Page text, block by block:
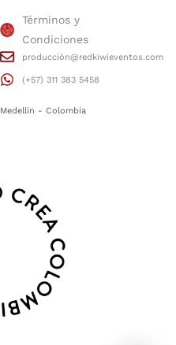
Términos y
Condiciones
producción@redkiwieventos.com
(+57) 311 383 5458
Medellin - Colombia